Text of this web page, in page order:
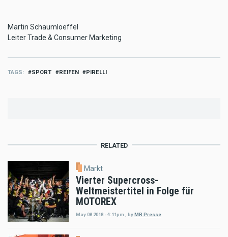
Martin Schaumloeffel
Leiter Trade & Consumer Marketing
TAGS SPORT REIFEN PIRELLI
RELATED
Markt
Vierter Supercross-
Weltmeistertitel in Folge für
MOTOREX
May 08 2018 - 4:11pm byMR Presse